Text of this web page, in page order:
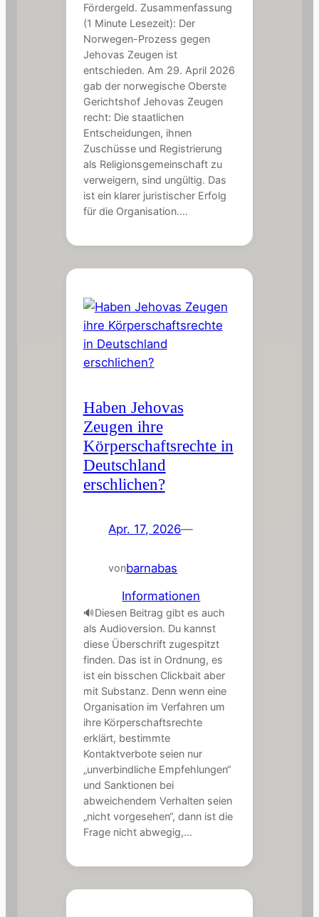
Fördergeld. Zusammenfassung
(1 Minute Lesezeit): Der
Norwegen-Prozess gegen
Jehovas Zeugen ist
entschieden. Am 29. April 2026
gab der norwegische Oberste
Gerichtshof Jehovas Zeugen
recht: Die staatlichen
Entscheidungen, ihnen
Zuschüsse und Registrierung
als Religionsgemeinschaft zu
verweigern, sind ungültig. Das
ist ein klarer juristischer Erfolg
für die Organisation.…
Haben Jehovas
Zeugen ihre
Körperschaftsrechte in
Deutschland
erschlichen?
Apr. 17, 2026—
vonbarnabas
Informationen
🔊Diesen Beitrag gibt es auch
als Audioversion. Du kannst
diese Überschrift zugespitzt
finden. Das ist in Ordnung, es
ist ein bisschen Clickbait aber
mit Substanz. Denn wenn eine
Organisation im Verfahren um
ihre Körperschaftsrechte
erklärt, bestimmte
Kontaktverbote seien nur
„unverbindliche Empfehlungen“
und Sanktionen bei
abweichendem Verhalten seien
„nicht vorgesehen“, dann ist die
Frage nicht abwegig,…